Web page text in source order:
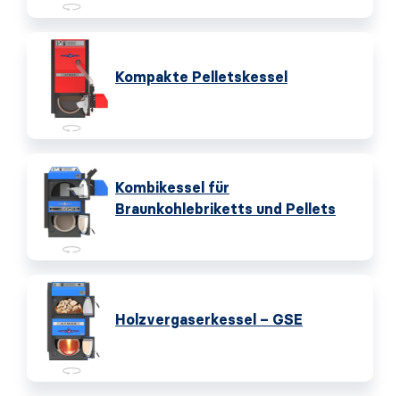
Kompakte Pelletskessel
Kombikessel für
Braunkohlebriketts und Pellets
Holzvergaserkessel – GSE